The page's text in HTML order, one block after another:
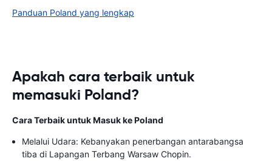
Panduan Poland yang lengkap
Apakah cara terbaik untuk
memasuki Poland?
Cara Terbaik untuk Masuk ke Poland
Melalui Udara: Kebanyakan penerbangan antarabangsa
tiba di Lapangan Terbang Warsaw Chopin.